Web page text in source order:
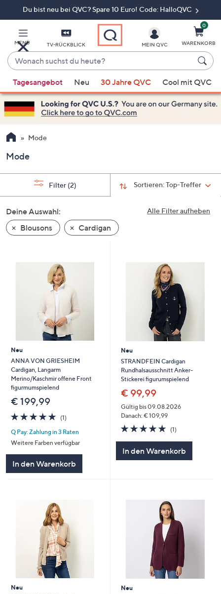
Du bist neu bei QVC? Spare 10 Euro! Code: HalloQVC
MENÜ TV-RÜCKBLICK
Wonach
suchst
du
heute?
Vorschläge
verfügbar
sind,
verwenden
Sie
Pfeiltasten
nach
und
nach
unten
oder
um
diese
anzuzeigen.
MEIN QVC
0
WARENKORB
Tagesangebot Neu 30 Jahre QVC Cool mit QVC
Mode
Mode
Sortieren:Top-Treffer
Filter (2)
Alle Filter aufheben
Deine Auswahl:
Blousons
Cardigan
Neu
ANNA VON GRIESHEIM
Cardigan, Langarm
Merino/Kaschmir offene Front
figurmumspielend
€ 199,99
5.0
von
5
(1)1
Q Pay: Zahlung in 3 Raten
Weitere Farben verfügbar
In den Warenkorb
Neu
STRANDFEIN Cardigan
Rundhalsausschnitt Anker-
Stickerei figurumspielend
€ 99,99
Gültig bis 09.08.2026
Danach: € 109,99
5.0
von
(1)1
In den Warenkorb
Neu
Neu